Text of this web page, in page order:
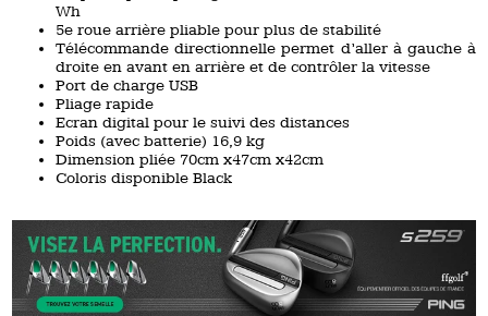
Wh
5e roue arrière pliable pour plus de stabilité
Télécommande directionnelle permet d’aller à gauche à
droite en avant en arrière et de contrôler la vitesse
Port de charge USB
Pliage rapide
Ecran digital pour le suivi des distances
Poids (avec batterie) 16,9 kg
Dimension pliée 70cm x47cm x42cm
Coloris disponible Black